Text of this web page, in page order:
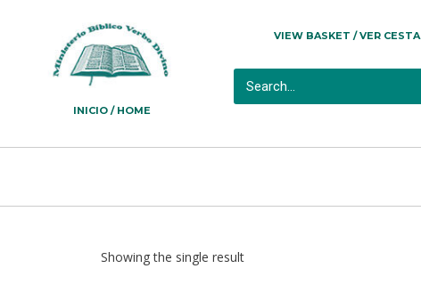
INICIO / HOME
VIEW BASKET / VER CESTA
Showing the single result